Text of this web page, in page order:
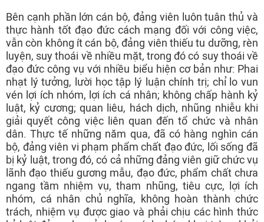
Bên cạnh phần lớn cán bộ, đảng viên luôn tuân thủ và
thực hành tốt đạo đức cách mạng đối với công việc,
vẫn còn không ít cán bộ, đảng viên thiếu tu dưỡng, rèn
luyện, suy thoái về nhiều mặt, trong đó có suy thoái về
đạo đức công vụ với nhiều biểu hiện cơ bản như: Phai
nhạt lý tưởng, lười học tập lý luận chính trị; chỉ lo vun
vén lợi ích nhóm, lợi ích cá nhân; không chấp hành kỷ
luật, kỷ cương; quan liêu, hách dịch, nhũng nhiễu khi
giải quyết công việc liên quan đến tổ chức và nhân
dân. Thực tế những năm qua, đã có hàng nghìn cán
bộ, đảng viên vi phạm phẩm chất đạo đức, lối sống đã
bị kỷ luật, trong đó, có cả những đảng viên giữ chức vụ
lãnh đạo thiếu gương mẫu, đạo đức, phẩm chất chưa
ngang tầm nhiệm vụ, tham nhũng, tiêu cực, lợi ích
nhóm, cá nhân chủ nghĩa, không hoàn thành chức
trách, nhiệm vụ được giao và phải chịu các hình thức